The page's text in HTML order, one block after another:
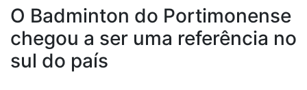
O Badminton do Portimonense
chegou a ser uma referência no
sul do país